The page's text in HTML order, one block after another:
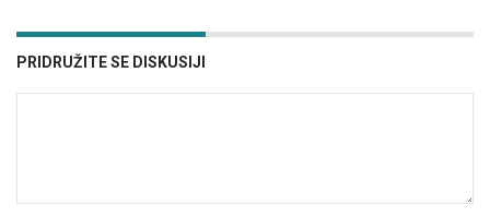
PRIDRUŽITE SE DISKUSIJI